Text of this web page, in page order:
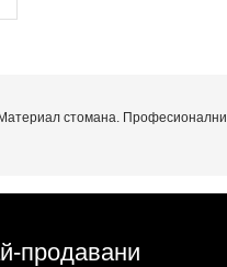
стомана. Професионални
продавани